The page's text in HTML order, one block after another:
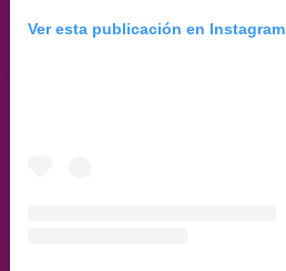
Ver esta publicación en Instagram